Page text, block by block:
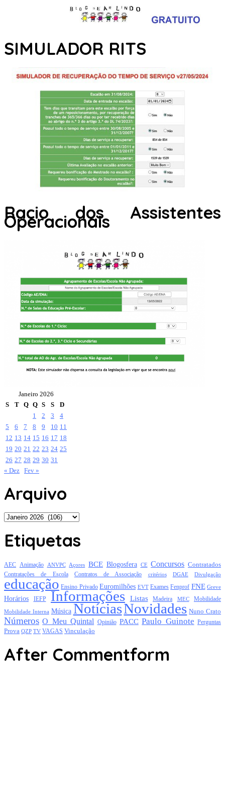
SIMULADOR RITS
Racio dos Assistentes
Operacionais
Janeiro 2026
S
T Q Q S S
D
1
2 3
4
5
6 7 8 9 10 11
12 13 14 15 16 17 18
19 20 21 22 23 24 25
26 27 28 29 30 31
« Dez Fev »
Arquivo
Arquivo
Etiquetas
AEC Animação ANVPC Açores BCE Blogosfera CE Concursos Contratados
Contratações de Escola Contratos de Associação critérios DGAE Divulgação
educação Ensino Privado Euromilhões EVT Exames Fenprof FNE Greve
Horários IEFP Informações Listas Madeira MEC Mobilidade
Mobilidade Interna Música NotíciasNovidades Nuno Crato
Números O Meu Quintal Opinião PACC Paulo Guinote Perguntas
Prova QZP TV VAGAS Vinculação
After Commentform